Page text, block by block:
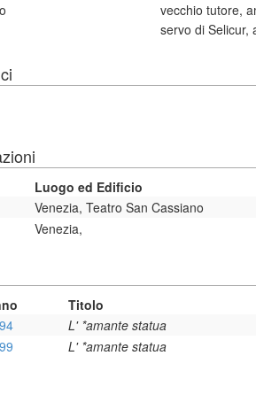
vecchio tutore,
servo di Selicur,
Luogo ed Edificio
Venezia, Teatro San Cassiano
Venezia,
Titolo
L' *amante statua
L' *amante statua